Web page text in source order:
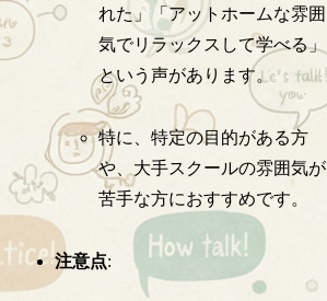
れた」「アットホームな雰囲
気でリラックスして学べる」
という声があります。
特に、特定の目的がある方
や、大手スクールの雰囲気が
苦手な方におすすめです。
注意点: